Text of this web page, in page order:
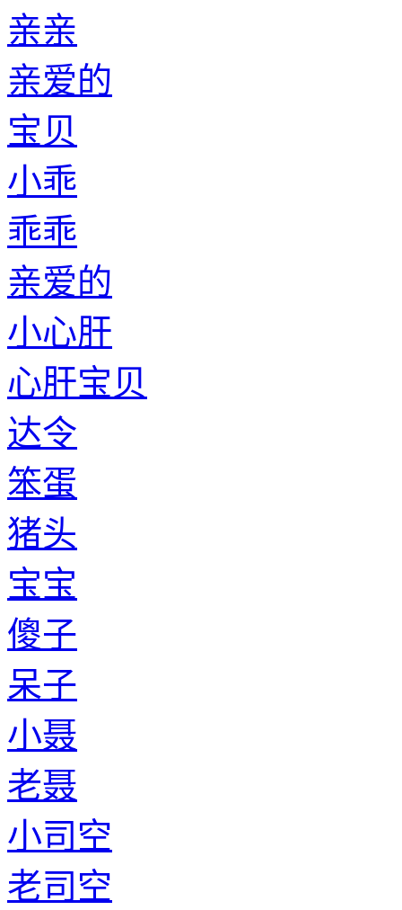
亲亲
亲爱的
宝贝
小乖
乖乖
亲爱的
小心肝
心肝宝贝
达令
笨蛋
猪头
宝宝
傻子
呆子
小聂
老聂
小司空
老司空